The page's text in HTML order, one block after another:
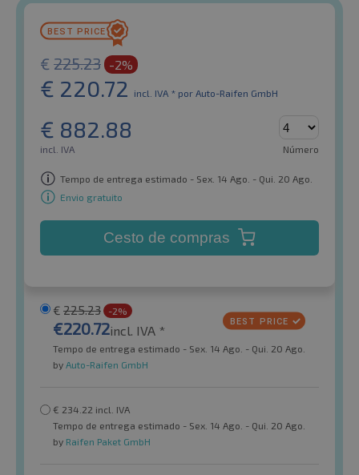
€ 225.23 -2%
€ 220.72 incl. IVA * por Auto-Raifen GmbH
€ 882.88
incl. IVA Número
Tempo de entrega estimado - Sex. 14 Ago. - Qui. 20 Ago.
Envio gratuito
Cesto de compras
€ 225.23 -2%
€220.72incl. IVA *
Tempo de entrega estimado - Sex. 14 Ago. - Qui. 20 Ago.
by Auto-Raifen GmbH
€ 234.22 incl. IVA
Tempo de entrega estimado - Sex. 14 Ago. - Qui. 20 Ago.
by Raifen Paket GmbH